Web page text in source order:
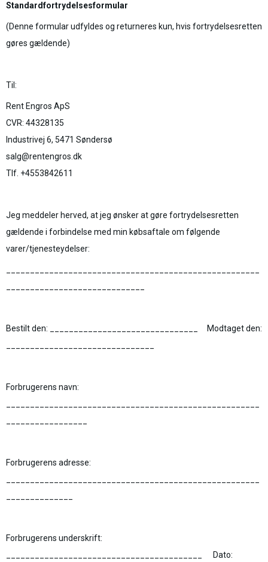
Standardfortrydelsesformular
(Denne formular udfyldes og returneres kun, hvis fortrydelsesretten
gøres gældende)
Til:
Rent Engros ApS
CVR: 44328135
Industrivej 6, 5471 Søndersø
salg@rentengros.dk
Tlf. +4553842611
Jeg meddeler herved, at jeg ønsker at gøre fortrydelsesretten
gældende i forbindelse med min købsaftale om følgende
varer/tjenesteydelser:
Bestilt den: _______________________________ Modtaget den:
Forbrugerens navn:
Forbrugerens adresse:
Forbrugerens underskrift:
_________________________________________ Dato: